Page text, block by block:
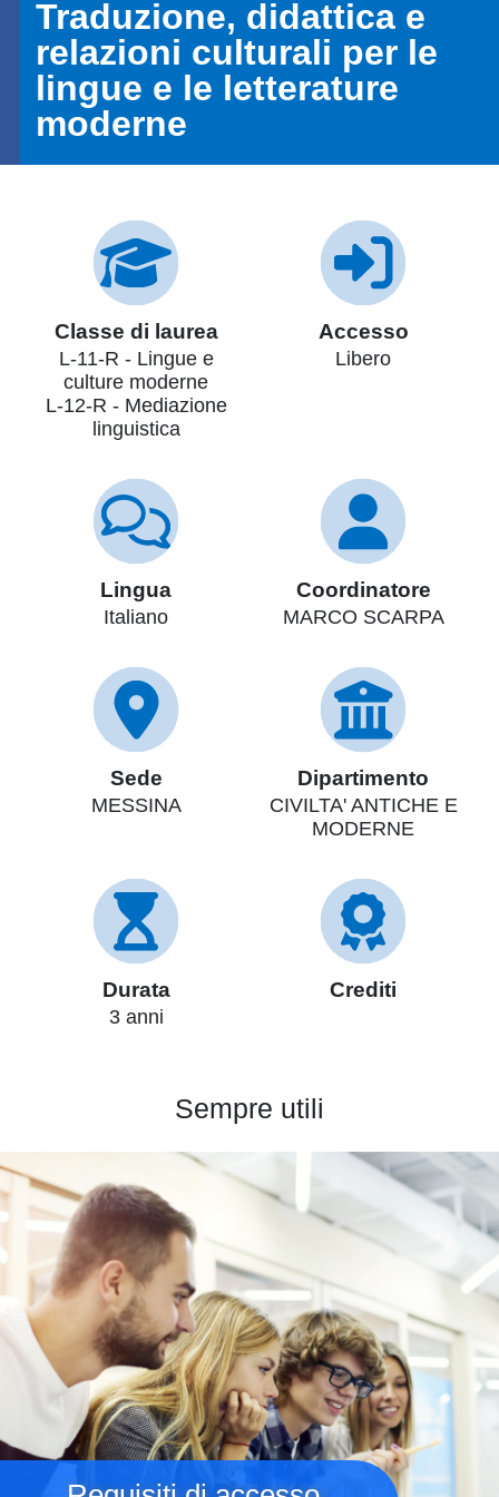
Traduzione, didattica e
relazioni culturali per le
lingue e le letterature
moderne
Classe di laurea
L-11-R - Lingue e
culture moderne
L-12-R - Mediazione
linguistica
Accesso
Libero
Lingua
Italiano
Coordinatore
MARCO SCARPA
Sede
MESSINA
Dipartimento
CIVILTA' ANTICHE E
MODERNE
Durata
3 anni
Crediti
Sempre utili
Immagine